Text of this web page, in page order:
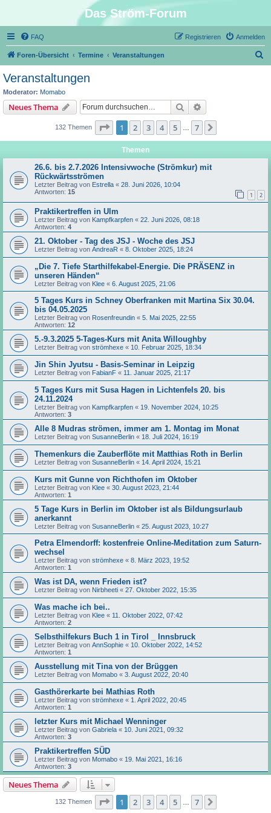
Das Ström-Forum
FAQ Anmelden
Registrieren
Foren-Übersicht Termine Veranstaltungen
Veranstaltungen
Moderator: Momabo
Neues Thema Suche
132 Themen Seite 1von
1 2 3 4 5 7
Themen
26.6. bis 2.7.2026 Intensivwoche (Strömkur) mit
Rückwärtsströmen
Letzter Beitrag von Estrella « 28. Juni 2026, 10:04
Antworten: 15 1 2
Praktikertreffen in Ulm
Letzter Beitrag von Kampfkarpfen « 22. Juni 2026, 08:18
Antworten: 4
21. Oktober - Tag des JSJ - Woche des JSJ
Letzter Beitrag von AndreaR « 8. Oktober 2025, 18:24
„Die 7. Tiefe Starthilfekabel-Energie. Die PRÄSENZ in
unseren Händen“
Letzter Beitrag von Klee « 6. August 2025, 21:06
5 Tages Kurs in Schney Oberfranken mit Martina Six 30.04.
bis 04.05.2025
Letzter Beitrag von Rosenfreundin « 5. Mai 2025, 22:55
Antworten: 12
5.-9.3.2025 5-Tages-Kurs mit Anita Willoughby
Letzter Beitrag von strömhexe « 10. Februar 2025, 18:34
Jin Shin Jyutsu - Basis-Seminar in Leipzig
Letzter Beitrag von FabianF « 11. Januar 2025, 21:17
5 Tages Kurs mit Susa Hagen in Lichtenfels 20. bis
24.11.2024
Letzter Beitrag von Kampfkarpfen « 19. November 2024, 10:25
Antworten: 3
Alle 8 Mudras strömen, immer am 1. Montag im Monat
Letzter Beitrag von SusanneBerlin « 18. Juli 2024, 16:19
Themenkurs die Zauberflöte mit Matthias Roth in Berlin
Letzter Beitrag von SusanneBerlin « 14. April 2024, 15:21
Kurs mit Gunne von Richthofen im Oktober
Letzter Beitrag von Klee « 30. August 2023, 21:44
Antworten: 1
5 Tage Kurs in Berlin im Oktober ist als Bildungsurlaub
anerkannt
Letzter Beitrag von SusanneBerlin « 25. August 2023, 10:27
Petra Elmendorff: kostenfreie Online-Meditation zum Saturn-
wechsel
Letzter Beitrag von strömhexe « 8. März 2023, 19:52
Antworten: 1
Was ist DA, wenn Frieden ist?
Letzter Beitrag von Nirbheeti « 27. Oktober 2022, 15:35
Was mache ich bei..
Letzter Beitrag von Klee « 11. Oktober 2022, 07:42
Antworten: 2
Selbsthilfekurs Buch 1 in Tirol _ Innsbruck
Letzter Beitrag von AnnSophie « 10. Oktober 2022, 14:52
Antworten: 1
Ausstellung mit Tina von der Brüggen
Letzter Beitrag von Momabo « 3. August 2022, 20:40
Gasthörerkarte bei Mathias Roth
Letzter Beitrag von strömhexe « 1. April 2022, 20:45
Antworten: 1
letzter Kurs mit Michael Wenninger
Letzter Beitrag von Gabriela « 10. Juni 2021, 09:32
Antworten: 3
Praktikertreffen SÜD
Letzter Beitrag von Momabo « 19. Mai 2021, 16:16
Antworten: 3
Neues Thema
132 Themen Seite 1von
1 2 3 4 5 7